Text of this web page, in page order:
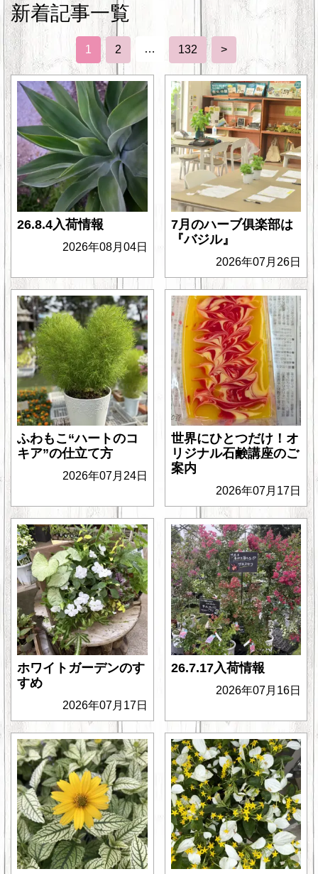
新着記事一覧
1 2 … 132 >
26.8.4入荷情報
2026年08月04日
7月のハーブ俱楽部は
『バジル』
2026年07月26日
ふわもこ“ハートのコ
キア”の仕立て方
2026年07月24日
世界にひとつだけ！オ
リジナル石鹸講座のご
案内
2026年07月17日
ホワイトガーデンのす
すめ
2026年07月17日
26.7.17入荷情報
2026年07月16日